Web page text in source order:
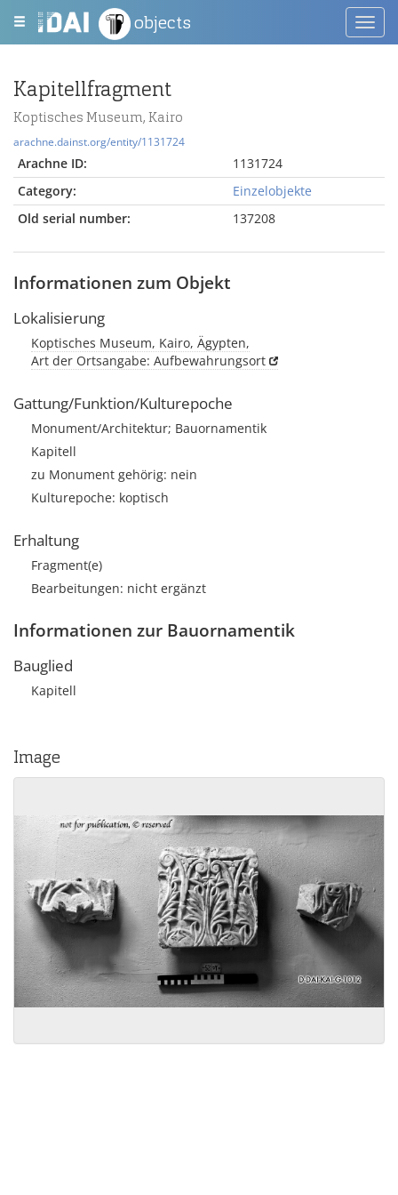
objects
Kapitellfragment
Koptisches Museum, Kairo
arachne.dainst.org/entity/1131724
Arachne ID:
1131724
Category:
Einzelobjekte
Old serial number:
137208
Informationen zum Objekt
Lokalisierung
Koptisches Museum, Kairo, Ägypten,
Art der Ortsangabe: Aufbewahrungsort
Gattung/Funktion/Kulturepoche
Monument/Architektur; Bauornamentik
Kapitell
zu Monument gehörig: nein
Kulturepoche: koptisch
Erhaltung
Fragment(e)
Bearbeitungen: nicht ergänzt
Informationen zur Bauornamentik
Bauglied
Kapitell
Image